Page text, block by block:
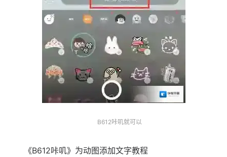
B612咔叽就可以
《B612咔叽》为动图添加文字教程